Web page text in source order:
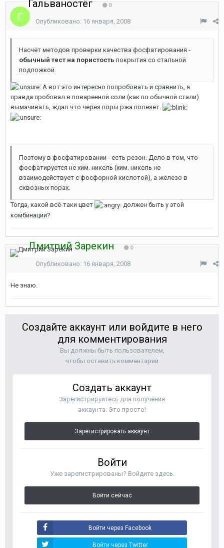
Гальваностёг 0
Опубликовано: 16 января, 2008
Насчёт методов проверки качества фосфатирования -
обычный тест на пористость покрытия со cтальной
подложкой.
А вот это интересно попробовать и сравнить, я
правда пробовал в поваренной соли (как по обычной стали)
вымачивать, ждал что через поры ржа полезет.
Поэтому в фосфатировании - есть резон. Дело в том, что
фосфатируется не хим. никель (хим. никель не
взаимодействует с фосфорной кислотой), а железо в
сквозных порах.
Тогда, какой всё-таки цвет
должен быть у этой
комбинации?
Дмитрий Зарекин 0
Опубликовано: 16 января, 2008
Не знаю.
Создайте аккаунт или войдите в него
для комментирования
Вы должны быть пользователем,
чтобы оставить комментарий
Создать аккаунт
Зарегистрируйтесь для получения
аккаунта. Это просто!
Зарегистрировать аккаунт
Войти
Уже зарегистрированы? Войдите здесь.
Войти сейчас
Войти через Facebook
Войти через Twitter